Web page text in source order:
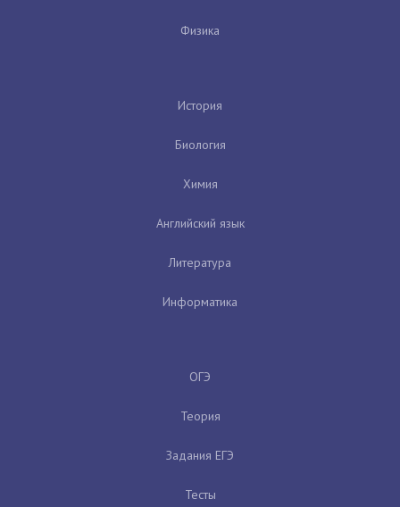
Физика
История
Биология
Химия
Английский язык
Литература
Информатика
ОГЭ
Теория
Задания ЕГЭ
Тесты